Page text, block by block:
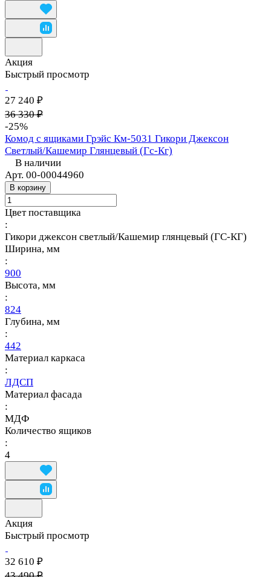
Акция
Быстрый просмотр
27 240 ₽
36 330 ₽
-25%
Комод с ящиками Грэйс Км-5031 Гикори Джексон
Светлый/Кашемир Глянцевый (Гс-Кг)
В наличии
Арт. 00-00044960
В корзину
Цвет поставщика
:
Гикори джексон светлый/Кашемир глянцевый (ГС-КГ)
Ширина, мм
:
900
Высота, мм
:
824
Глубина, мм
:
442
Материал каркаса
:
ЛДСП
Материал фасада
:
МДФ
Количество ящиков
:
4
Акция
Быстрый просмотр
32 610 ₽